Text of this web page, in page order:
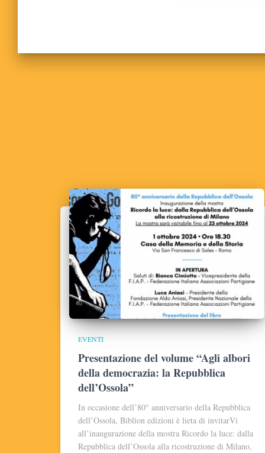
EVENTI
Presentazione del volume “Agli albori
della democrazia: la Repubblica
dell’Ossola”
In occasione dell’80° anniversario della Repubblica
dell’Ossola, Biblion edizioni è lieta di invitarVi
all’inaugurazione della mostra Ricordo la luce: dalla
Repubblica dell’Ossola alla ricostruzione di Milano,